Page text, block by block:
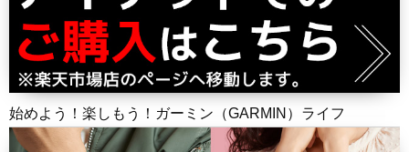
始めよう！楽しもう！ガーミン（GARMIN）ライフ